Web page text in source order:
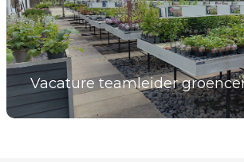
Vacature teamleider